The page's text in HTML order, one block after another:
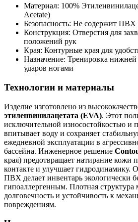
Материал: 100%
Acetate)
Безопасность: Не содержит ПВХ
Конструкция: Отверстия для
положений рук
Края: Контурные края для
Назначение: Тренировка нижней
ударов ногами
Технологии и материалы
Изделие изготовлено из
этиленвинилацетата (EVA). Этот
исключительной износостойкостью и
впитывает воду и сохраняет
ежедневной эксплуатации в
бассейна. Инженерное решение
края) предотвращает натирание кожи
контакте и улучшает гидродинамику.
ПВХ делает инвентарь экологически
гипоаллергенным. Плотная структура
долговечность и устойчивость к
повреждениям.